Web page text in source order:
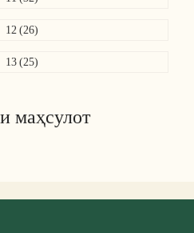
маҳсулот